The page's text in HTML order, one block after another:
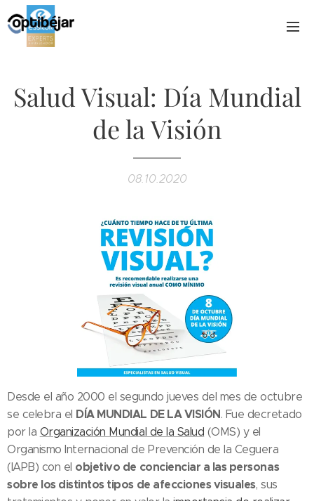
Salud Visual: Día Mundial
de la Visión
08.10.2020
Desde el año 2000 el segundo jueves del mes de octubre
se celebra el DÍA MUNDIAL DE LA VISIÓN. Fue decretado
por la Organización Mundial de la Salud (OMS) y el
Organismo Internacional de Prevención de la Ceguera
(IAPB) con el objetivo de concienciar a las personas
sobre los distintos tipos de afecciones visuales, sus